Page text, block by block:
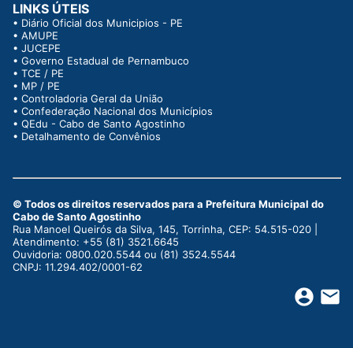
LINKS ÚTEIS
• Diário Oficial dos Municipios - PE
• AMUPE
• JUCEPE
• Governo Estadual de Pernambuco
• TCE / PE
• MP / PE
• Controladoria Geral da União
• Confederação Nacional dos Municípios
• QEdu - Cabo de Santo Agostinho
• Detalhamento de Convênios
© Todos os direitos reservados para a Prefeitura Municipal do
Cabo de Santo Agostinho
Rua Manoel Queirós da Silva, 145, Torrinha, CEP: 54.515-020 |
Atendimento: +55 (81) 3521.6645
Ouvidoria: 0800.020.5544 ou (81) 3524.5544
CNPJ: 11.294.402/0001-62
account_circle email